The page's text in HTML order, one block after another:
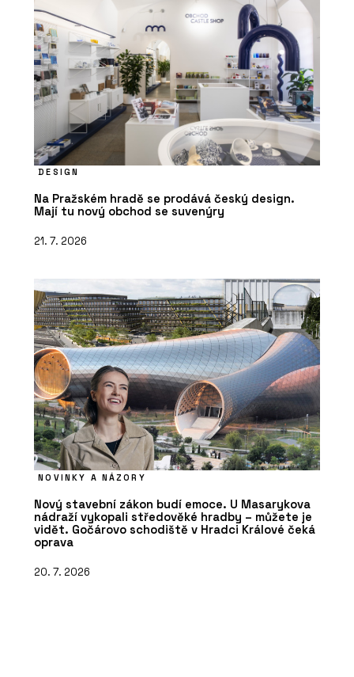
DESIGN
Na Pražském hradě se prodává český design.
Mají tu nový obchod se suvenýry
21. 7. 2026
NOVINKY A NÁZORY
Nový stavební zákon budí emoce. U Masarykova
nádraží vykopali středověké hradby – můžete je
vidět. Gočárovo schodiště v Hradci Králové čeká
oprava
20. 7. 2026